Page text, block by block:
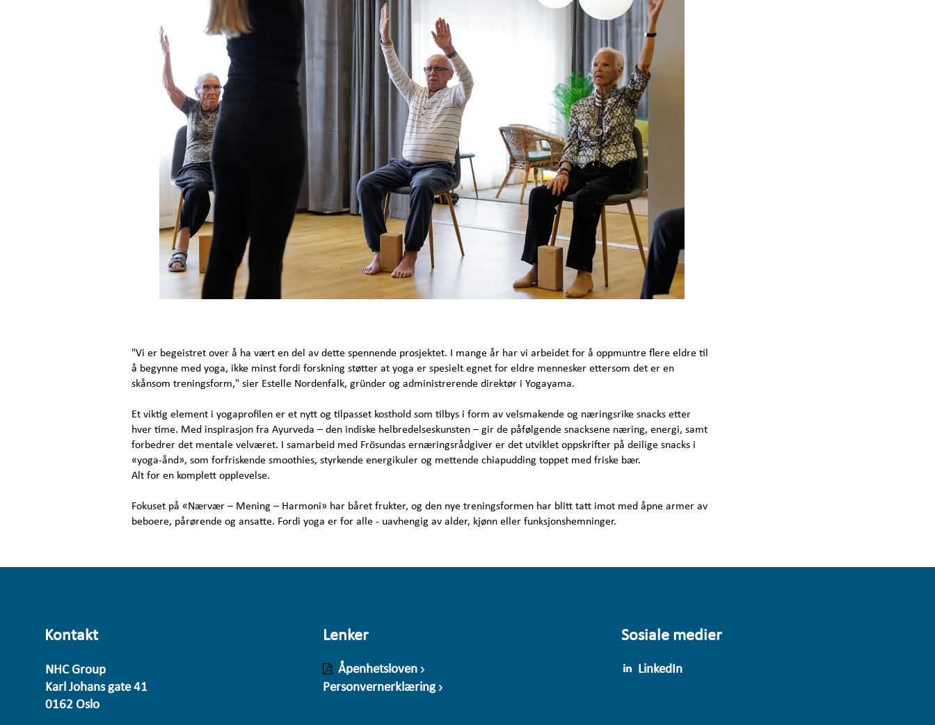
"Vi er begeistret over å ha vært en del av dette spennende prosjektet. I mange år har vi arbeidet for å oppmuntre flere eldre til
å begynne med yoga, ikke minst fordi forskning støtter at yoga er spesielt egnet for eldre mennesker ettersom det er en
skånsom treningsform," sier Estelle Nordenfalk, gründer og administrerende direktør i Yogayama.
Et viktig element i yogaprofilen er et nytt og tilpasset kosthold som tilbys i form av velsmakende og næringsrike snacks etter
hver time. Med inspirasjon fra Ayurveda – den indiske helbredelseskunsten – gir de påfølgende snacksene næring, energi, samt
forbedrer det mentale velværet. I samarbeid med Frösundas ernæringsrådgiver er det utviklet oppskrifter på deilige snacks i
«yoga-ånd», som forfriskende smoothies, styrkende energikuler og mettende chiapudding toppet med friske bær.
Alt for en komplett opplevelse.
Fokuset på «Nærvær – Mening – Harmoni» har båret frukter, og den nye treningsformen har blitt tatt imot med åpne armer av
beboere, pårørende og ansatte. Fordi yoga er for alle - uavhengig av alder, kjønn eller funksjonshemninger.
Kontakt
NHC Group
Karl Johans gate 41
0162 Oslo
Lenker
Åpenhetsloven
Personvernerklæring
Sosiale medier
LinkedIn